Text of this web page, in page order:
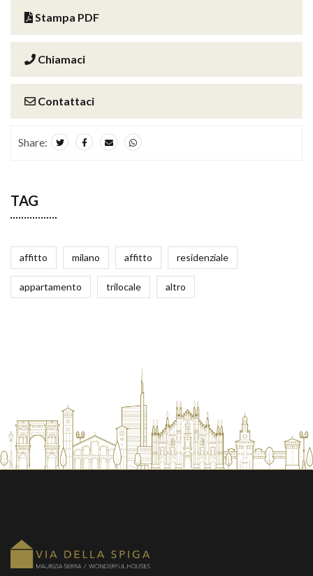
Stampa PDF
Chiamaci
Contattaci
Share:
TAG
affitto milano affitto residenziale
appartamento trilocale altro